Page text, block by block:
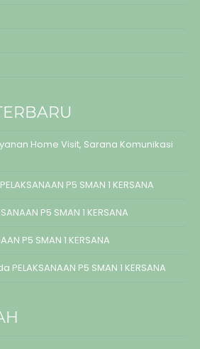
Home Visit, Sarana Komunikasi
PELAKSANAAN P5 SMAN 1 KERSANA
P5 SMAN 1 KERSANA
P5 SMAN 1 KERSANA
PELAKSANAAN P5 SMAN 1 KERSANA